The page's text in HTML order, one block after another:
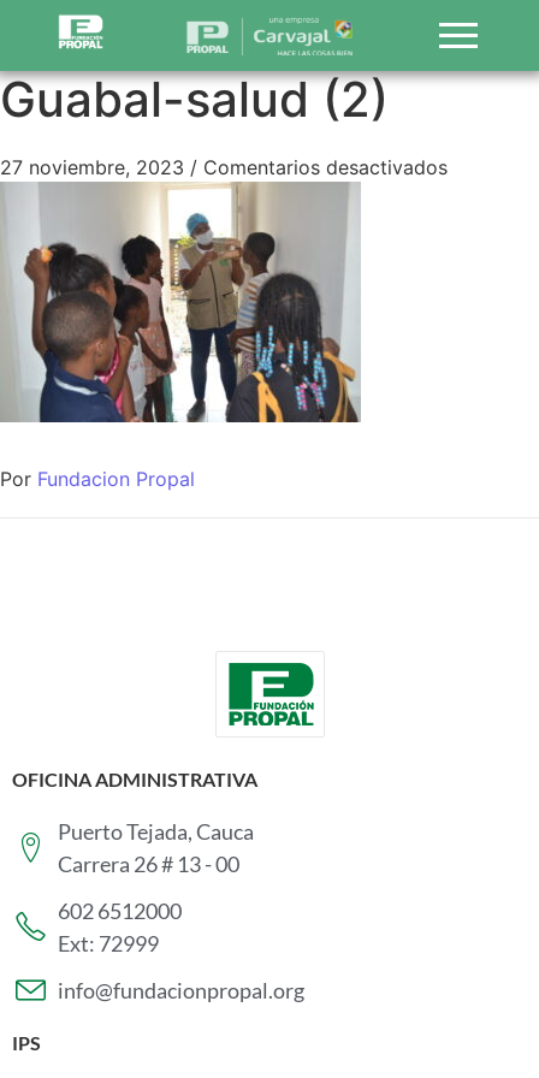
Guabal-salud (2)
27 noviembre, 2023 / Comentarios desactivados
Por Fundacion Propal
OFICINA ADMINISTRATIVA
Puerto Tejada, Cauca
Carrera 26 # 13 - 00
602 6512000
Ext: 72999
info@fundacionpropal.org
IPS